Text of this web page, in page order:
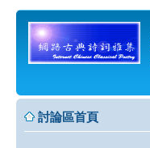
討論區首頁